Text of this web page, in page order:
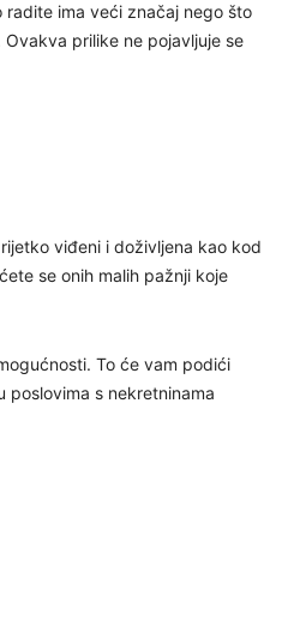
radite ima veći značaj nego što
prilike ne pojavljuje se
viđeni i doživljena kao kod
se onih malih pažnji koje
To će vam podići
poslovima s nekretninama